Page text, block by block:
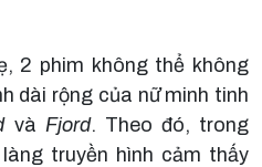
2 phim không thể không
dài rộng của nữ minh tinh
và Fjord. Theo đó, trong
truyền hình cảm thấy